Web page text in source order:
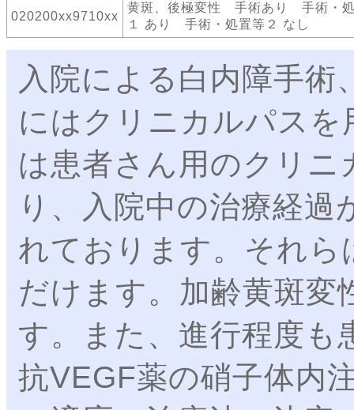
020200xx9710xx
黄斑、後極変性 手術あり 手術・
１ あり 手術・処置等２ なし
入院による白内障手術
にはクリニカルパス
は患者さん用のクリ
り、入院中の治療経
れております。それ
だけます。加齢黄斑変
す。また、進行程度も
抗VEGF薬の硝子体内